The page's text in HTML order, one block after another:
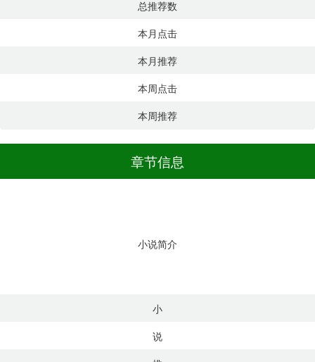
总推荐数
本月点击
本月推荐
本周点击
本周推荐
章节信息
小说简介
小
说